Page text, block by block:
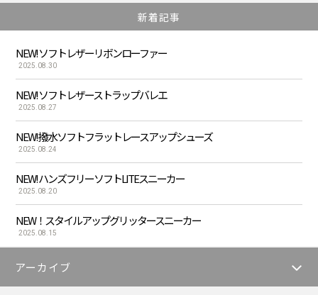
新着記事
NEW! ソフトレザーリボンローファー
2025.08.30
NEW! ソフトレザーストラップバレエ
2025.08.27
NEW! 撥水ソフトフラットレースアップシューズ
2025.08.24
NEW! ハンズフリーソフトLITEスニーカー
2025.08.20
NEW！スタイルアップグリッタースニーカー
2025.08.15
アーカイブ